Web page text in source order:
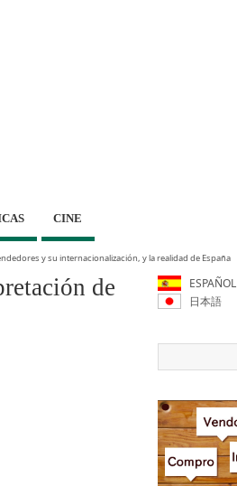
CINE
y su internacionalización, y la realidad de España
de
ESPAÑOL
日本語